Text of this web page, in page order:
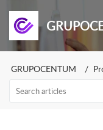
GRUPOCENTUM